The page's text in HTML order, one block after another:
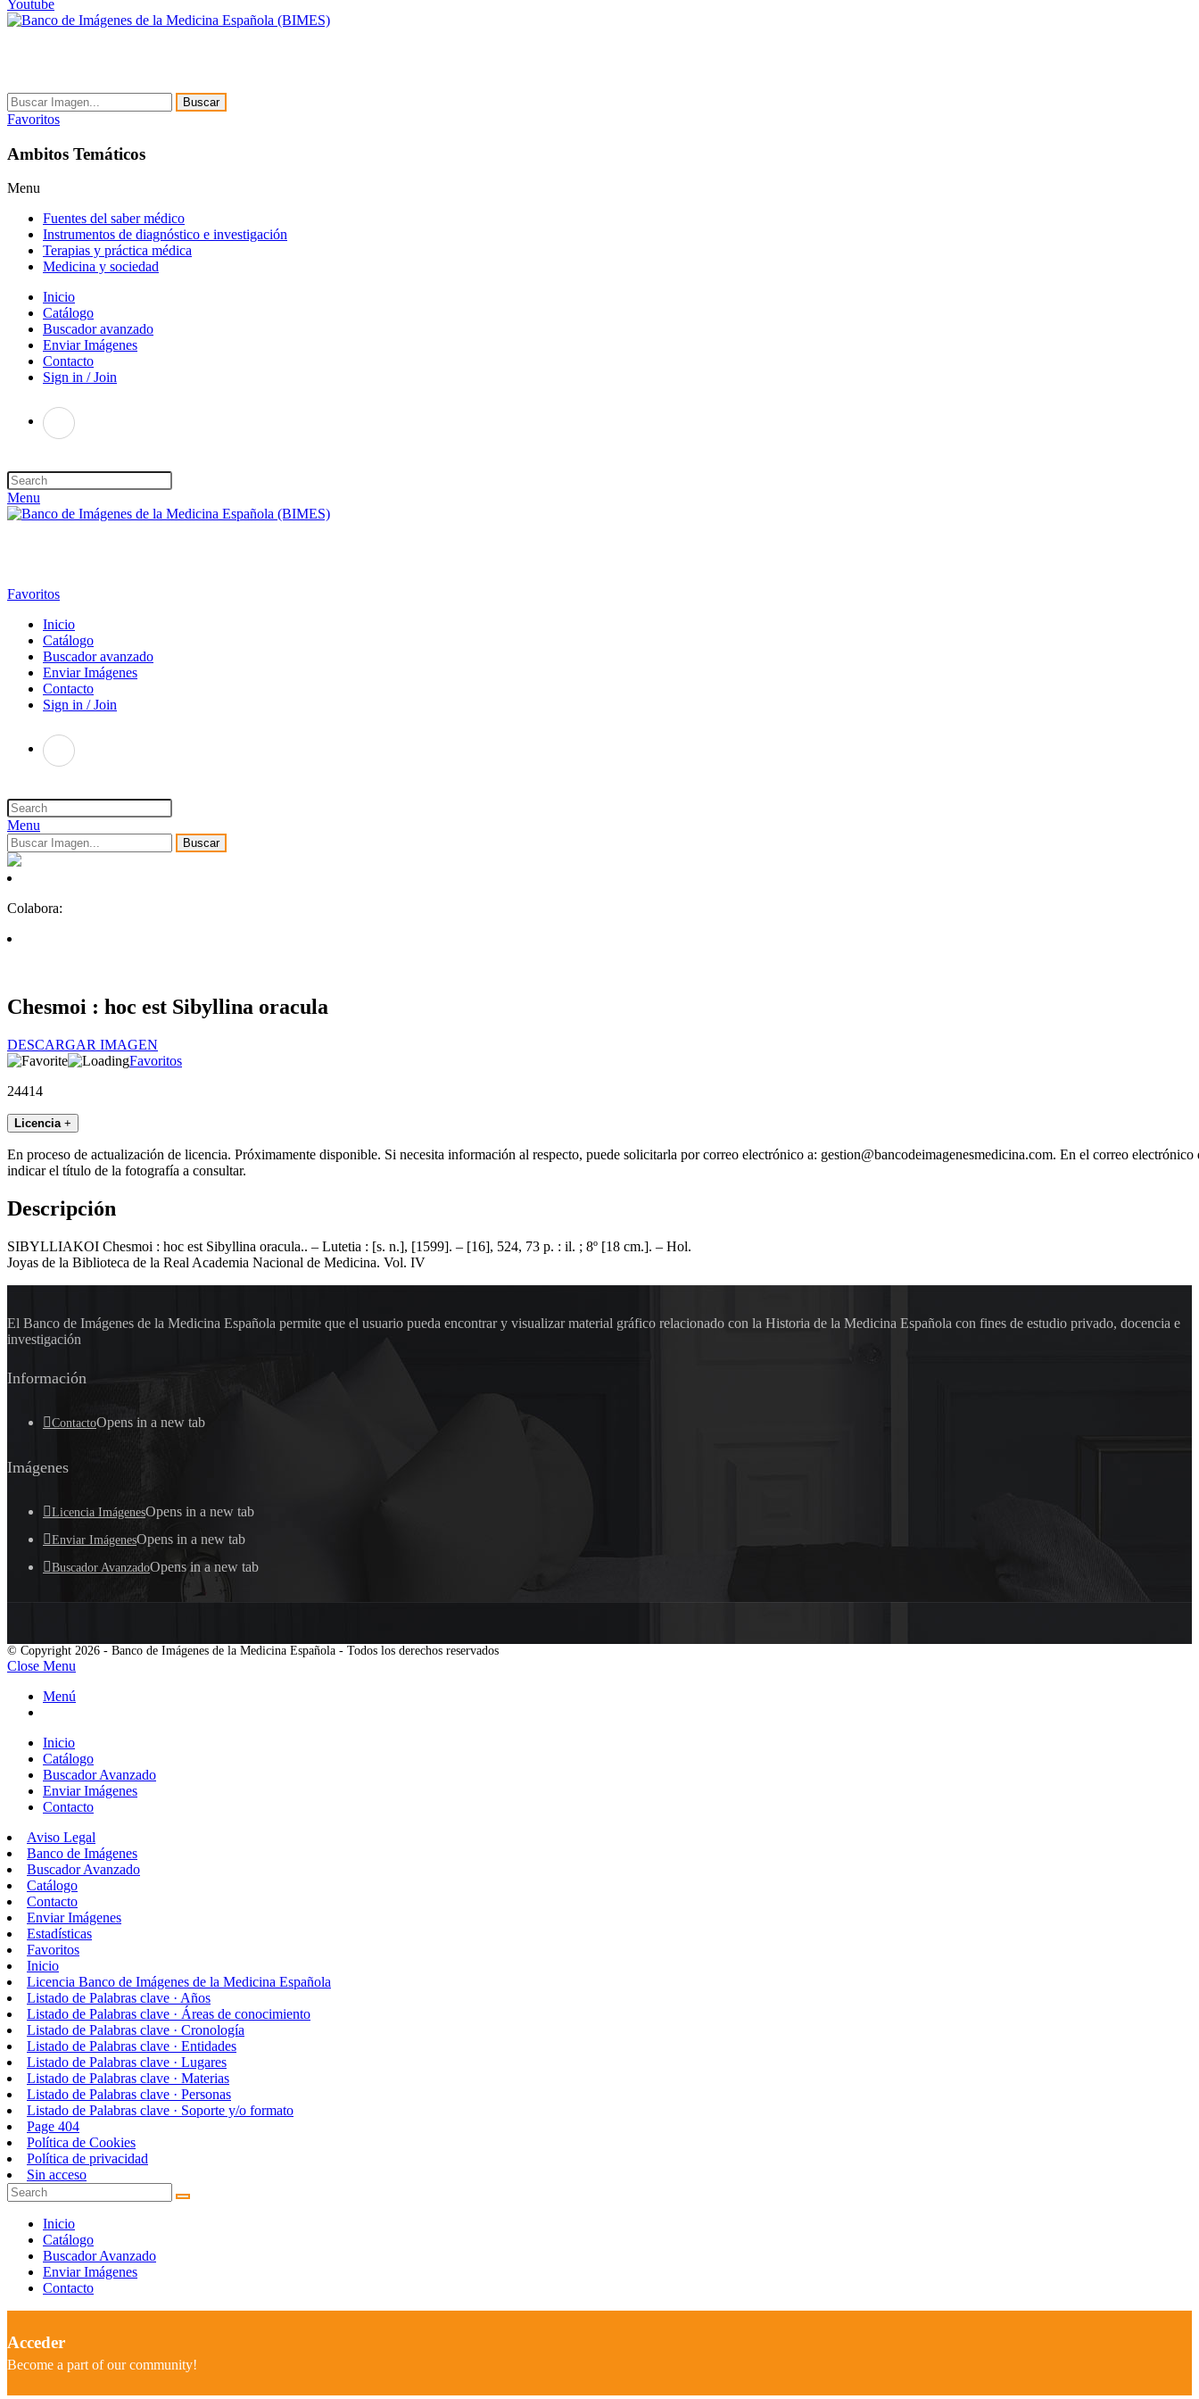
Youtube
Buscar
Favoritos
Ambitos Temáticos
Menu
Fuentes del saber médico
Instrumentos de diagnóstico e investigación
Terapias y práctica médica
Medicina y sociedad
Inicio
Catálogo
Buscador avanzado
Enviar Imágenes
Contacto
Sign in / Join
Menu
Favoritos
Inicio
Catálogo
Buscador avanzado
Enviar Imágenes
Contacto
Sign in / Join
Menu
Buscar
Colabora:
Chesmoi : hoc est Sibyllina oracula
DESCARGAR IMAGEN
Favoritos
24414
Licencia +
En proceso de actualización de licencia. Próximamente disponible. Si necesita información al respecto, puede solicitarla por correo electrónico a: gestion@bancodeimagenesmedicina.com. En el correo electrónico
indicar el título de la fotografía a consultar.
Descripción
SIBYLLIAKOI Chesmoi : hoc est Sibyllina oracula.. – Lutetia : [s. n.], [1599]. – [16], 524, 73 p. : il. ; 8º [18 cm.]. – Hol.
Joyas de la Biblioteca de la Real Academia Nacional de Medicina. Vol. IV
El Banco de Imágenes de la Medicina Española permite que el usuario pueda encontrar y visualizar material gráfico relacionado con la Historia de la Medicina Española con fines de estudio privado, docencia e
investigación
Información
ContactoOpens in a new tab
Imágenes
Licencia ImágenesOpens in a new tab
Enviar ImágenesOpens in a new tab
Buscador AvanzadoOpens in a new tab
© Copyright 2026 - Banco de Imágenes de la Medicina Española - Todos los derechos reservados
Close Menu
Menú
Inicio
Catálogo
Buscador Avanzado
Enviar Imágenes
Contacto
Aviso Legal
Banco de Imágenes
Buscador Avanzado
Catálogo
Contacto
Enviar Imágenes
Estadísticas
Favoritos
Inicio
Licencia Banco de Imágenes de la Medicina Española
Listado de Palabras clave · Años
Listado de Palabras clave · Áreas de conocimiento
Listado de Palabras clave · Cronología
Listado de Palabras clave · Entidades
Listado de Palabras clave · Lugares
Listado de Palabras clave · Materias
Listado de Palabras clave · Personas
Listado de Palabras clave · Soporte y/o formato
Page 404
Política de Cookies
Política de privacidad
Sin acceso
Inicio
Catálogo
Buscador Avanzado
Enviar Imágenes
Contacto
Acceder
Become a part of our community!